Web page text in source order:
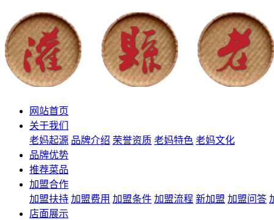
网站首页
关于我们
老妈起源 品牌介绍 荣誉资质 老妈特色 老妈文化
品牌优势
推荐菜品
加盟合作
加盟扶持 加盟费用 加盟条件 加盟流程 新加盟 加盟问答
店面展示